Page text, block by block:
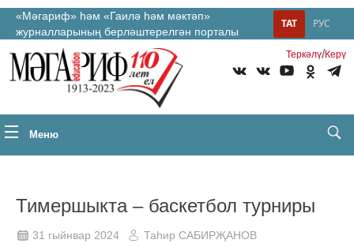
«Мәгариф» һәм «Гаилә һәм мәктәп»
журналларының берләштерелгән порталы
РУС
ТАТ
Теркəлү/Керү
Меню
Тимершыкта – баскетбол турниры
31 гыйнвар 2024 Таһир САБИРҖАНОВ